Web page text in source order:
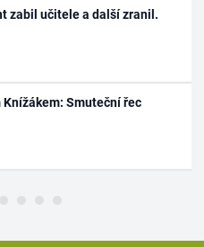
zabil učitele a další zranil.
Smuteční řec